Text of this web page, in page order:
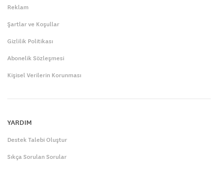
Reklam
Şartlar ve Koşullar
Gizlilik Politikası
Abonelik Sözleşmesi
Kişisel Verilerin Korunması
YARDIM
Destek Talebi Oluştur
Sıkça Sorulan Sorular